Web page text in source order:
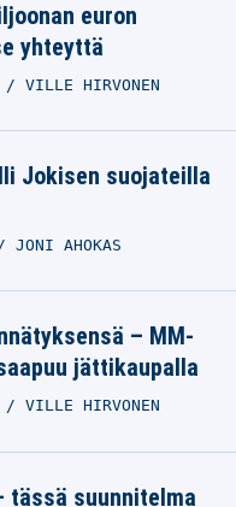
euron
yhteyttä
VILLE HIRVONEN
Jokisen suojateilla
JONI AHOKAS
– MM-
jättikaupalla
VILLE HIRVONEN
tässä suunnitelma